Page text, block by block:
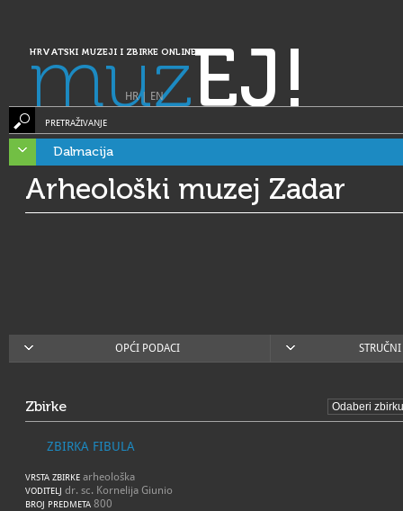
HRVATSKI MUZEJI I ZBIRKE ONLINE
muzEJ!
HR| EN
PRETRAŽIVANJE
Dalmacija
Arheološki muzej Zadar
OPĆI PODACI
Zbirke
ZBIRKA FIBULA
VRSTA ZBIRKE arheološka
VODITELJ dr. sc. Kornelija Giunio
BROJ PREDMETA 800